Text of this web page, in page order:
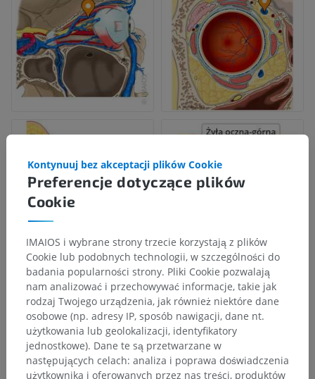
Preferencje dotyczące plików
Cookie
Kontynuuj bez akceptacji plików Cookie
IMAIOS i wybrane strony trzecie korzystają z plików
Cookie lub podobnych technologii, w szczególności do
badania popularności strony. Pliki Cookie pozwalają
nam analizować i przechowywać informacje, takie jak
rodzaj Twojego urządzenia, jak również niektóre dane
osobowe (np. adresy IP, sposób nawigacji, dane nt.
użytkowania lub geolokalizacji, identyfikatory
jednostkowe). Dane te są przetwarzane w
następujących celach: analiza i poprawa doświadczenia
użytkownika i oferowanych przez nas treści, produktów